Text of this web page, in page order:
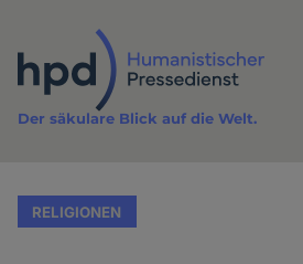
Inhalt
Der säkulare Blick auf die Welt.
RELIGIONEN